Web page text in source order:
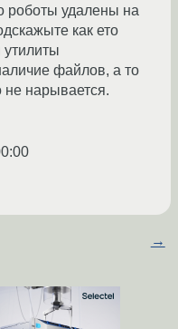
роботы удалены на
как ето
утилиты
файлов, а то
не нарывается.
→